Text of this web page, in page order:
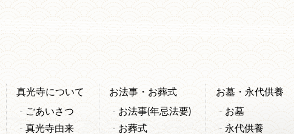
真光寺について
ごあいさつ
真光寺由来
お法事・お葬式
お法事(年忌法要)
お葬式
お墓・永代供養
お墓
永代供養